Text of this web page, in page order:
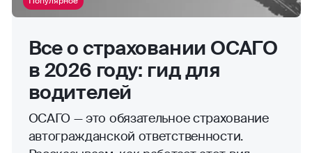
Все о страховании ОСАГО
в 2026 году: гид для
водителей
ОСАГО — это обязательное страхование
автогражданской ответственности.